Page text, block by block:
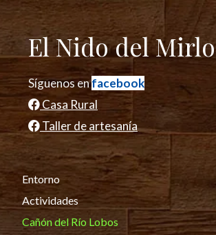
El Nido del Mirlo
Síguenos enfacebook
Casa Rural
Taller de artesanía
Entorno
Actividades
Cañón del Río Lobos